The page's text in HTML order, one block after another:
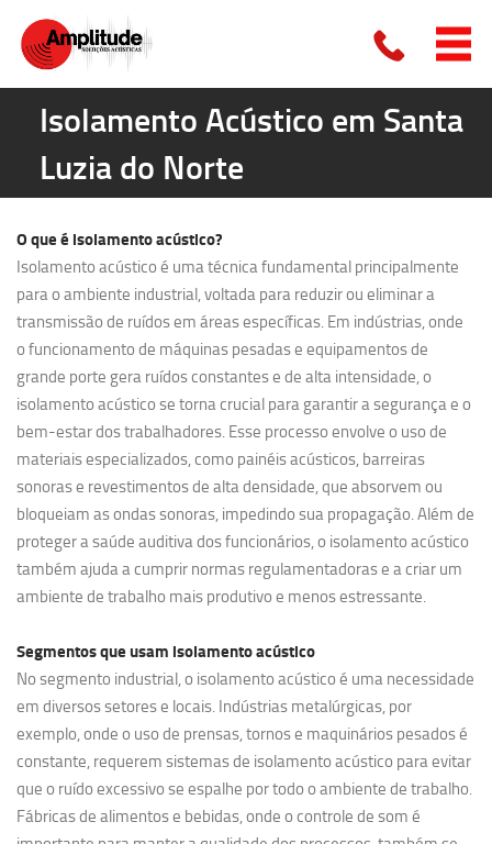
Isolamento Acústico em Santa
Luzia do Norte
O que é isolamento acústico?
Isolamento acústico é uma técnica fundamental principalmente
para o ambiente industrial, voltada para reduzir ou eliminar a
transmissão de ruídos em áreas específicas. Em indústrias, onde
o funcionamento de máquinas pesadas e equipamentos de
grande porte gera ruídos constantes e de alta intensidade, o
isolamento acústico se torna crucial para garantir a segurança e o
bem-estar dos trabalhadores. Esse processo envolve o uso de
materiais especializados, como painéis acústicos, barreiras
sonoras e revestimentos de alta densidade, que absorvem ou
bloqueiam as ondas sonoras, impedindo sua propagação. Além de
proteger a saúde auditiva dos funcionários, o isolamento acústico
também ajuda a cumprir normas regulamentadoras e a criar um
ambiente de trabalho mais produtivo e menos estressante.
Segmentos que usam isolamento acústico
No segmento industrial, o isolamento acústico é uma necessidade
em diversos setores e locais. Indústrias metalúrgicas, por
exemplo, onde o uso de prensas, tornos e maquinários pesados é
constante, requerem sistemas de isolamento acústico para evitar
que o ruído excessivo se espalhe por todo o ambiente de trabalho.
Fábricas de alimentos e bebidas, onde o controle de som é